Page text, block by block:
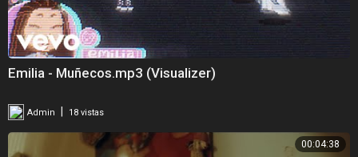
Emilia - Muñecos.mp3 (Visualizer)
Admin 18 vistas
00:04:38